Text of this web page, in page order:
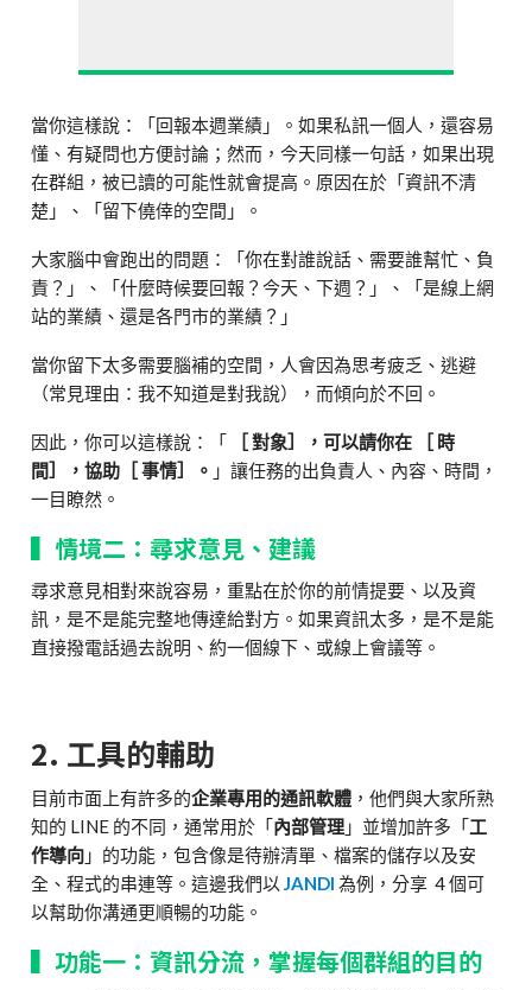
當你這樣說：「回報本週業績」。如果私訊一個人，還容易
懂、有疑問也方便討論；然而，今天同樣一句話，如果出現
在群組，被已讀的可能性就會提高。原因在於「資訊不清
楚」、「留下僥倖的空間」。
大家腦中會跑出的問題：「你在對誰說話、需要誰幫忙、負
責？」、「什麼時候要回報？今天、下週？」、「是線上網
站的業績、還是各門市的業績？」
當你留下太多需要腦補的空間，人會因為思考疲乏、逃避
（常見理由：我不知道是對我說），而傾向於不回。
因此，你可以這樣說：「
［ 對象］，可以請你在 ［ 時
間］，協助［ 事情］。 」讓任務的出負責人、內容、時間，
一目瞭然。
▍情境二：尋求意見、建議
尋求意見相對來說容易，重點在於你的前情提要、以及資
訊，是不是能完整地傳達給對方。如果資訊太多，是不是能
直接撥電話過去說明、約一個線下、或線上會議等。
2. 工具的輔助
目前市面上有許多的企業專用的通訊軟體 ，他們與大家所熟
知的 LINE 的不同，通常用於「內部管理 」並增加許多「工
作導向 」的功能，包含像是待辦清單、檔案的儲存以及安
全、程式的串連等。這邊我們以 JANDI為例，分享 4 個可
以幫助你溝通更順暢的功能。
▍功能一：資訊分流，掌握每個群組的目的